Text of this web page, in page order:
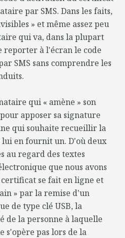
par SMS. Dans les faits,
» et même assez peu
qui va, dans la plupart
reporter à l'écran le code
SMS sans comprendre les
qui « amène » son
apposer sa signature
qui souhaite recueillir la
en fournit un. D'où deux
au regard des textes
que nous avons
se fait en ligne et
» par la remise d'un
de type clé USB, la
la personne à laquelle
s'opère pas lors de la